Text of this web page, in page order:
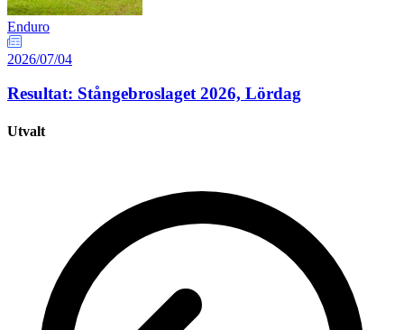
Enduro
2026/07/04
Resultat: Stångebroslaget 2026, Lördag
Utvalt